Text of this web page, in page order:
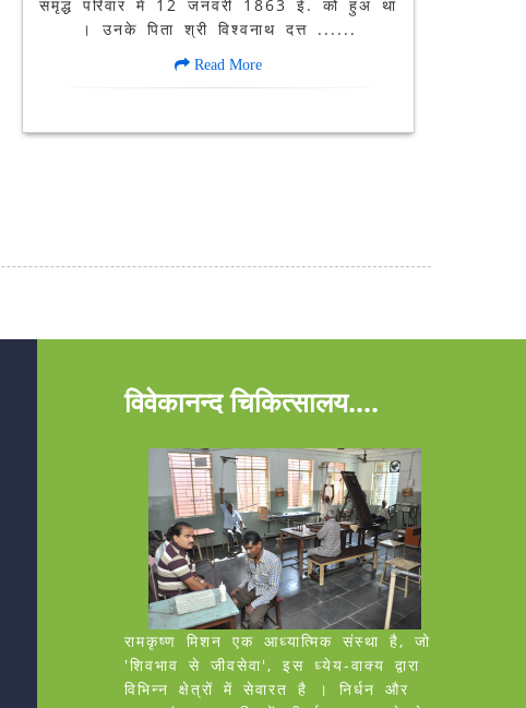
समृद्ध परिवार में 12 जनवरी 1863 ई. को हुअ था
। उनके पिता श्री विश्वनाथ दत्त ......
Read More
विवेकानन्द चिकित्सालय....
रामकृष्ण मिशन एक आध्यात्मिक संस्था है, जो
'शिवभाव से जीवसेवा', इस ध्येय-वाक्य द्वारा
विभिन्न क्षेत्रों में सेवारत है । निर्धन और